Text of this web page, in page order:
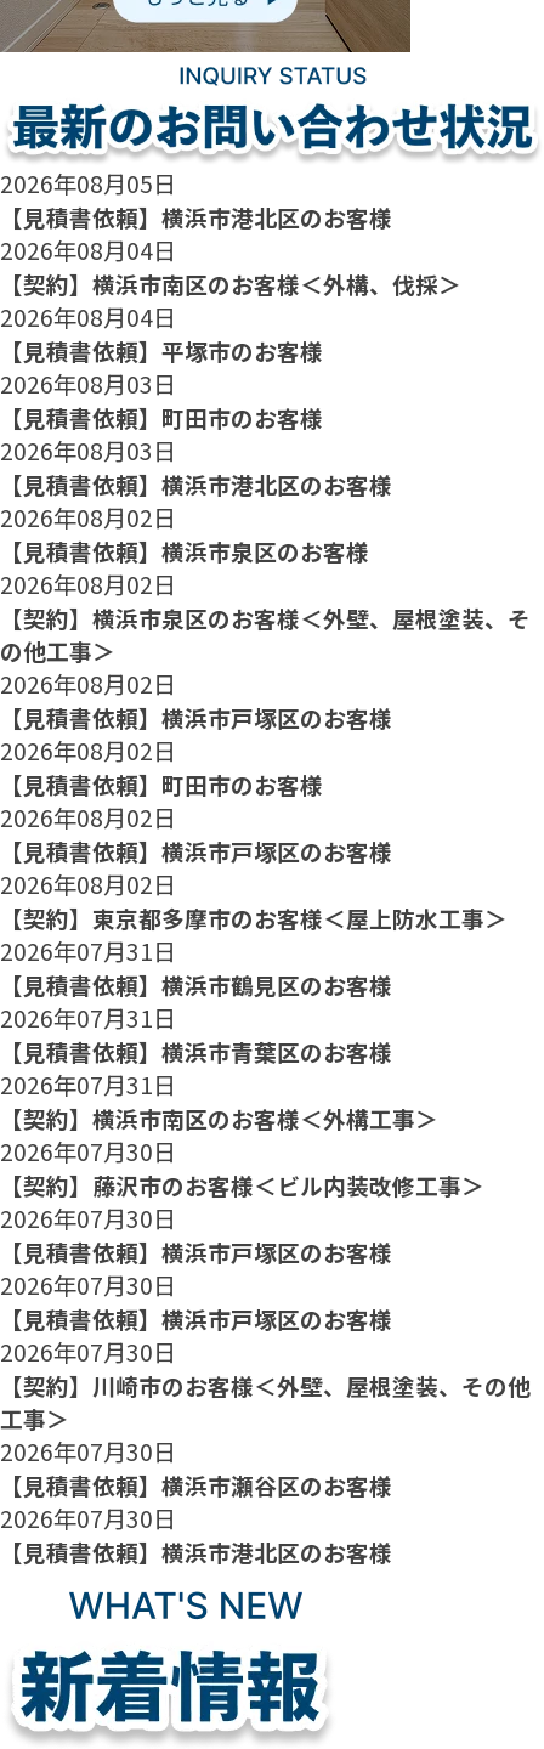
2026年08月05日
【見積書依頼】横浜市港北区のお客様
2026年08月04日
【契約】横浜市南区のお客様＜外構、伐採＞
2026年08月04日
【見積書依頼】平塚市のお客様
2026年08月03日
【見積書依頼】町田市のお客様
2026年08月03日
【見積書依頼】横浜市港北区のお客様
2026年08月02日
【見積書依頼】横浜市泉区のお客様
2026年08月02日
【契約】横浜市泉区のお客様＜外壁、屋根塗装、そ
の他工事＞
2026年08月02日
【見積書依頼】横浜市戸塚区のお客様
2026年08月02日
【見積書依頼】町田市のお客様
2026年08月02日
【見積書依頼】横浜市戸塚区のお客様
2026年08月02日
【契約】東京都多摩市のお客様＜屋上防水工事＞
2026年07月31日
【見積書依頼】横浜市鶴見区のお客様
2026年07月31日
【見積書依頼】横浜市青葉区のお客様
2026年07月31日
【契約】横浜市南区のお客様＜外構工事＞
2026年07月30日
【契約】藤沢市のお客様＜ビル内装改修工事＞
2026年07月30日
【見積書依頼】横浜市戸塚区のお客様
2026年07月30日
【見積書依頼】横浜市戸塚区のお客様
2026年07月30日
【契約】川崎市のお客様＜外壁、屋根塗装、その他
工事＞
2026年07月30日
【見積書依頼】横浜市瀬谷区のお客様
2026年07月30日
【見積書依頼】横浜市港北区のお客様